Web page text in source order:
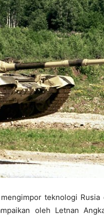
teknologi
oleh Letnan